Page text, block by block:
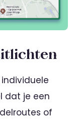
dat je een
of